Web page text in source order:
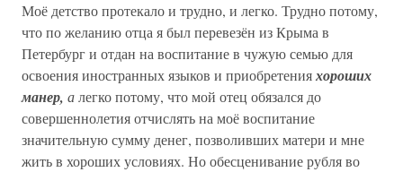
Моё детство протекало и трудно, и легко. Трудно потому,
что по желанию отца я был перевезён из Крыма в
Петербург и отдан на воспитание в чужую семью для
освоения иностранных языков и приобретенияхороших
манер, алегко потому, что мой отец обязался до
совершеннолетия отчислять на моё воспитание
значительную сумму денег, позволивших матери и мне
жить в хороших условиях. Но обесценивание рубля во